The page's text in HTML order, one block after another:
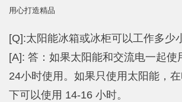
用心打造精品
[Q]:太阳能冰箱或冰柜可以工作多少
[A]: 答：如果太阳能和交流电一起使
24小时使用。如果只使用太阳能，
下可以使用 14-16 小时。